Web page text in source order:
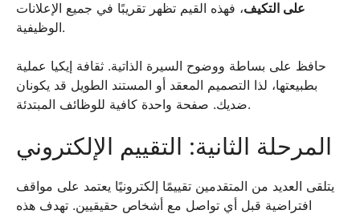
على التكيف، فهذه القيم تظهر تقريبًا في جميع الإعلانات
الوظيفية.
حافظ على بساطة ووضوح السيرة الذاتية. ثقافة إيكيا عملية
بطبيعتها، لذا التصميم المعقد أو المستند الطويل قد يكونان
ضديك. صفحة واحدة كافية للوظائف المبتدئة.
المرحلة الثانية: التقييم الإلكتروني
يتلقى العديد من المتقدمين تقييمًا إلكترونيًا يعتمد على مواقف
افتراضية قبل أي تواصل مع أشخاص حقيقيين. تهدف هذه